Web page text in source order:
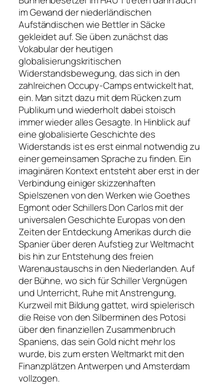
im Gewand der niederländischen
Aufständischen wie Bettler in Säcke
gekleidet auf. Sie üben zunächst das
Vokabular der heutigen
globalisierungskritischen
Widerstandsbewegung, das sich in den
zahlreichen Occupy-Camps entwickelt hat,
ein. Man sitzt dazu mit dem Rücken zum
Publikum und wiederholt dabei stoisch
immer wieder alles Gesagte. In Hinblick auf
eine globalisierte Geschichte des
Widerstands ist es erst einmal notwendig zu
einer gemeinsamen Sprache zu finden. Ein
imaginären Kontext entsteht aber erst in der
Verbindung einiger skizzenhaften
Spielszenen von den Werken wie Goethes
Egmont oder Schillers Don Carlos mit der
universalen Geschichte Europas von den
Zeiten der Entdeckung Amerikas durch die
Spanier über deren Aufstieg zur Weltmacht
bis hin zur Entstehung des freien
Warenaustauschs in den Niederlanden. Auf
der Bühne, wo sich für Schiller Vergnügen
und Unterricht, Ruhe mit Anstrengung,
Kurzweil mit Bildung gattet, wird spielerisch
die Reise von den Silberminen des Potosi
über den finanziellen Zusammenbruch
Spaniens, das sein Gold nicht mehr los
wurde, bis zum ersten Weltmarkt mit den
Finanzplätzen Antwerpen und Amsterdam
vollzogen.